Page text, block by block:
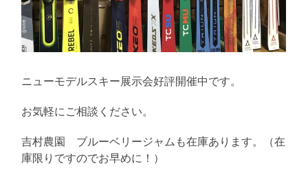
ニューモデルスキー展示会好評開催中です。
お気軽にご相談ください。
吉村農園 ブルーベリージャムも在庫あります。（在
庫限りですのでお早めに！）